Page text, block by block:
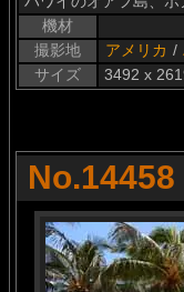
機材
撮影地
アメリカ /
サイズ
3492 x